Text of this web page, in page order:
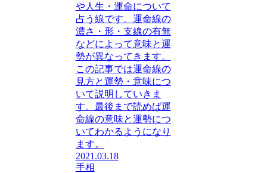
や人生・運命について
占う線です。運命線の
濃さ・形・支線の有無
などによって意味と運
勢が異なってきます。
この記事では運命線の
見方と運勢・意味につ
いて説明していきま
す。最後まで読めば運
命線の意味と運勢につ
いてわかるようになり
ます。
2021.03.18
手相